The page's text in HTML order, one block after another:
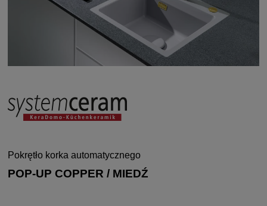
Pokrętło korka automatycznego
POP-UP COPPER / MIEDŹ